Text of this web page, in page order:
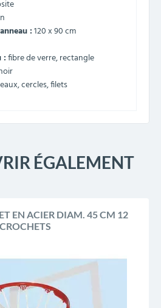
:120 x 90 cm
:fibre de verre, rectangle
cercles, filets
ÉGALEMENT
EN ACIER DIAM. 45 CM 12
CROCHETS